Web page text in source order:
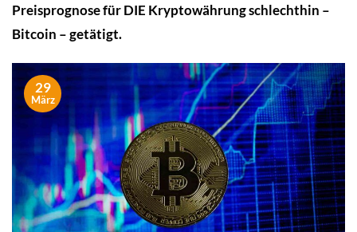
Preisprognose für DIE Kryptowährung schlechthin –
Bitcoin – getätigt.
29
März